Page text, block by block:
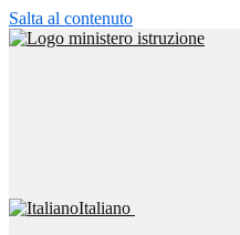
Salta al contenuto
Italiano